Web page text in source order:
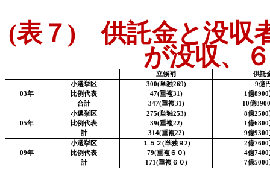
(表７ ) 供託金と没収
が没収、
立候補 供託
03年
小選挙区
比例代表
合計
300(単独269)
47(重複31)
347(重複31)
9億
1 億8900
10億8900
05年
小選挙区
比例代表
計
275(単独253)
39(重複22)
314(重複22)
8億2500
1 億6800
9億9300
09年
小選挙区
比例代表
計
１５２(単独９2)
79(重複６０)
171(重複６０)
2億7600
4億7400
7億5000